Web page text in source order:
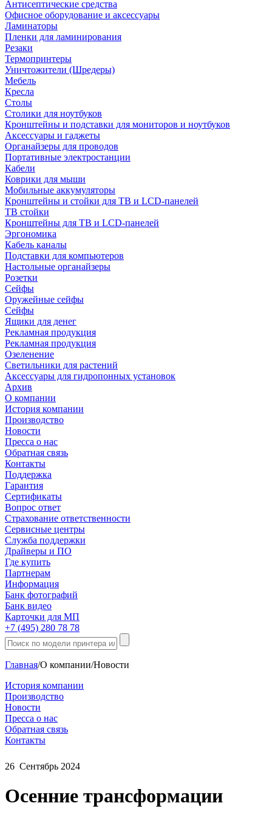
Антисептические средства
Офисное оборудование и аксессуары
Ламинаторы
Пленки для ламинирования
Резаки
Термопринтеры
Уничтожители (Шредеры)
Мебель
Кресла
Столы
Столики для ноутбуков
Кронштейны и подставки для мониторов и ноутбуков
Аксессуары и гаджеты
Органайзеры для проводов
Портативные электростанции
Кабели
Коврики для мыши
Мобильные аккумуляторы
Кронштейны и стойки для ТВ и LCD-панелей
ТВ стойки
Кронштейны для ТВ и LCD-панелей
Эргономика
Кабель каналы
Подставки для компьютеров
Настольные органайзеры
Розетки
Сейфы
Оружейные сейфы
Сейфы
Ящики для денег
Рекламная продукция
Рекламная продукция
Озеленение
Светильники для растений
Аксессуары для гидропонных установок
Архив
О компании
История компании
Производство
Новости
Пресса о нас
Обратная связь
Контакты
Поддержка
Гарантия
Сертификаты
Вопрос ответ
Страхование ответственности
Сервисные центры
Служба поддержки
Драйверы и ПО
Где купить
Партнерам
Информация
Банк фотографий
Банк видео
Карточки для МП
+7 (495) 280 78 78
Главная/О компании/Новости
История компании
Производство
Новости
Пресса о нас
Обратная связь
Контакты
26 Сентябрь 2024
Осенние трансформации